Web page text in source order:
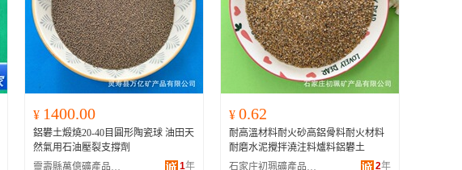
¥ 1400.00
鋁礬土煅燒20-40目圓形陶瓷球 油田天
然氣用石油壓裂支撐劑
靈壽縣萬億礦產品有限公司
1年
¥ 0.62
耐高溫材料耐火砂高鋁骨料耐火材料
耐磨水泥攪拌澆注料爐料鋁礬土
石家庄初珮礦產品有限公司
2年